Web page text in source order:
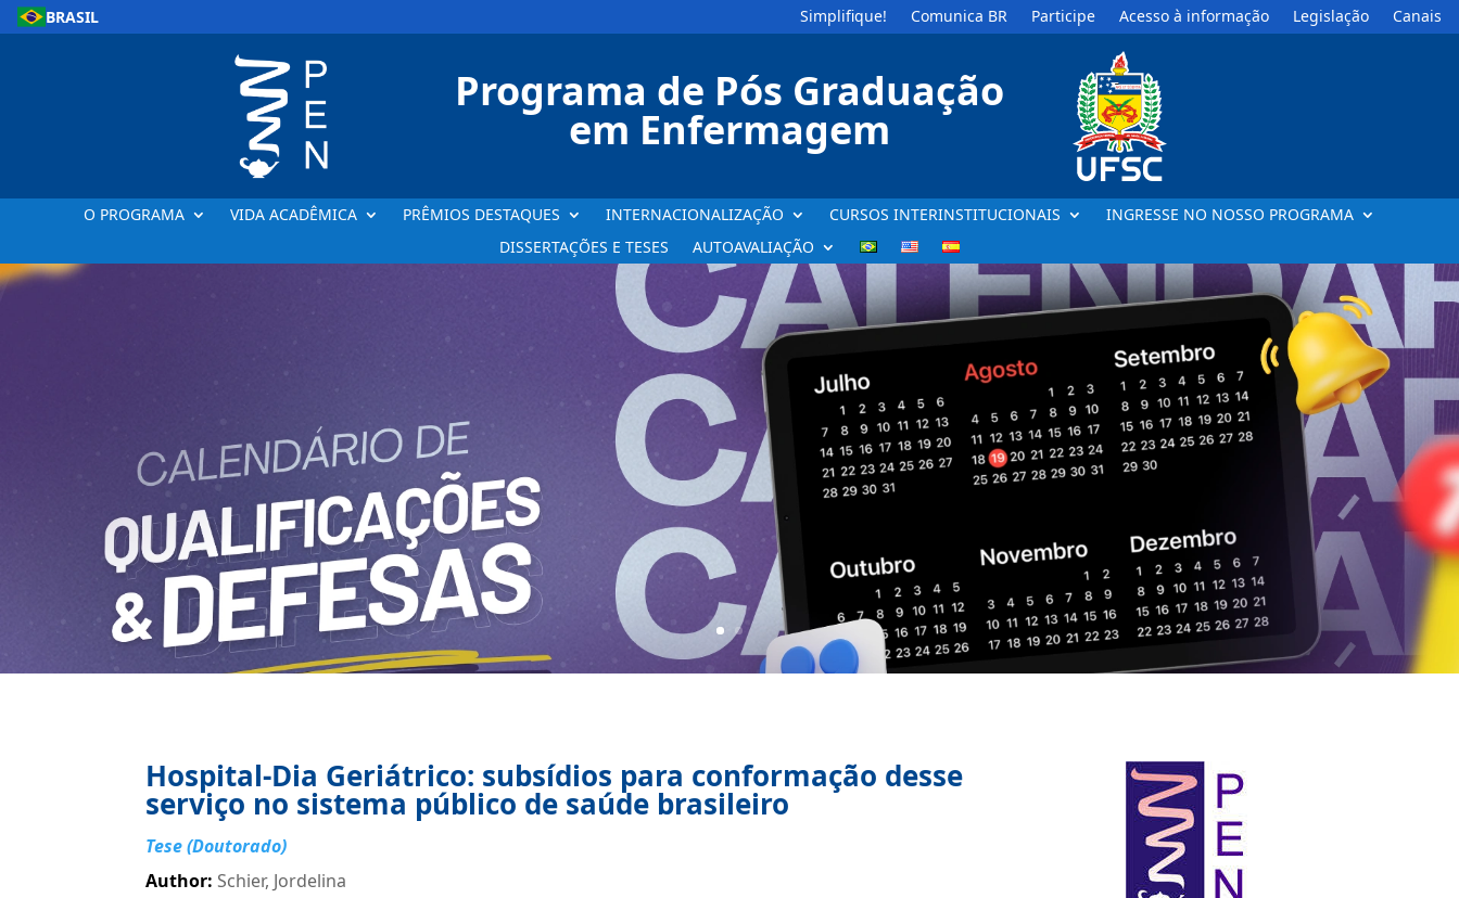
BRASIL Simplifique! Comunica BR Participe Acesso à informação Legislação Canais
Programa de Pós Graduação
em Enfermagem
O PROGRAMA VIDA ACADÊMICA PRÊMIOS DESTAQUES INTERNACIONALIZAÇÃO CURSOS INTERINSTITUCIONAIS
INGRESSE NO NOSSO PROGRAMA
DISSERTAÇÕES E TESES
AUTOAVALIAÇÃO
Hospital-Dia Geriátrico: subsídios para conformação desse
serviço no sistema público de saúde brasileiro
Tese (Doutorado)
Author:Schier, Jordelina